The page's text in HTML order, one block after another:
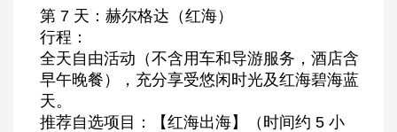
第 7 天：赫尔格达（红海）
行程：
全天自由活动（不含用车和导游服务，酒店含
早午晚餐），充分享受悠闲时光及红海碧海蓝
天。
推荐自选项目：【红海出海】（时间约 5 小